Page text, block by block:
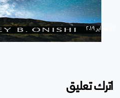
اترك تعليق